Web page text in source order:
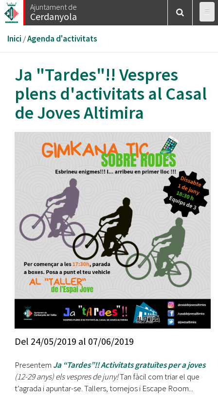
Vés
al
Ajuntament de
Cerdanyola
Esteu
aquí
Inici /Agenda d'activitats
Ja "Tardes"!! Vespres
plens d'activitats al Casal
de Joves Altimira
Del 24/05/2019 al 07/06/2019
Presentem Ja “Tardes”!! Activitats gratuïtes per a joves
(12-29 anys) els vespres de juny!Tan fàcil com triar el que
t’agrada i apuntar-se. Tallers, tornejos i Escape Room...